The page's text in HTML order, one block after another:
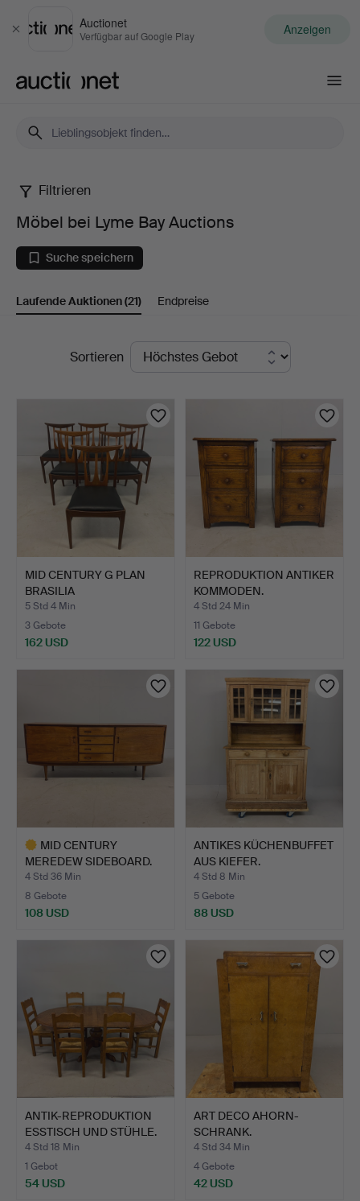
Schließen
Auctionet
Verfügbar auf Google Play Anzeigen
Möbel
bei
Lyme
Bay
Auctions
Filtrieren
Möbel bei Lyme Bay Auctions
Suche speichern
Laufende Auktionen(21) Endpreise
LaufendeSortieren
MID CENTURY G PLAN
BRASILIA
ESSZIMMERSTÜHL…
5 Std 4 Min
3 Gebote
162 USD
REPRODUKTION ANTIKER
KOMMODEN.
4 Std 24 Min
11 Gebote
122 USD
MID CENTURY
MEREDEW SIDEBOARD.
4 Std 36 Min
8 Gebote
108 USD
ANTIKES KÜCHENBUFFET
AUS KIEFER.
4 Std 8 Min
5 Gebote
88 USD
ANTIK-REPRODUKTION
ESSTISCH UND STÜHLE.
4 Std 18 Min
1 Gebot
54 USD
ART DECO AHORN-
SCHRANK.
4 Std 34 Min
4 Gebote
42 USD